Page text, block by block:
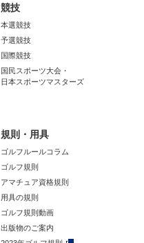
競技
本選競技
予選競技
国際競技
国民スポーツ大会・
日本スポーツマスターズ
規則・用具
ゴルフルールコラム
ゴルフ規則
アマチュア資格規則
用具の規則
ゴルフ規則動画
出版物のご案内